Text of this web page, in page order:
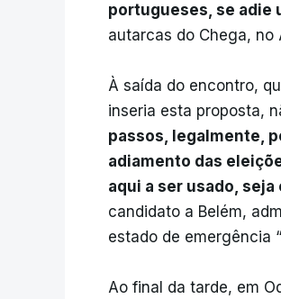
portugueses, se adie
autarcas do Chega, no
À saída do encontro,
inseria esta proposta,
passos, legalmente,
adiamento das
aqui a ser usado,
candidato a Belém,
estado de emergência “
Ao final da tarde, em